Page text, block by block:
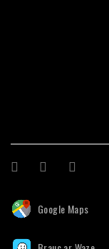
Google Maps